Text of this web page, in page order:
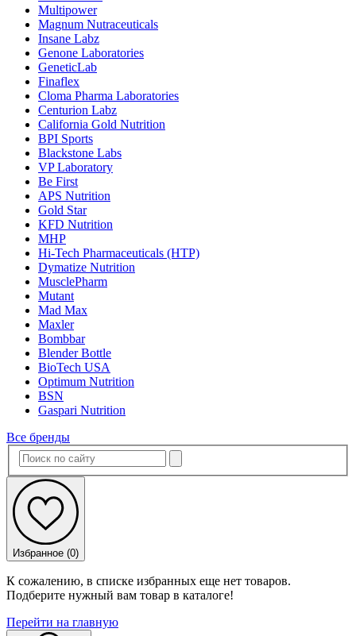
Multipower
Magnum Nutraceuticals
Insane Labz
Genone Laboratories
GeneticLab
Finaflex
Cloma Pharma Laboratories
Centurion Labz
California Gold Nutrition
BPI Sports
Blackstone Labs
VP Laboratory
Be First
APS Nutrition
Gold Star
KFD Nutrition
MHP
Hi-Tech Pharmaceuticals (HTP)
Dymatize Nutrition
MusclePharm
Mutant
Mad Max
Maxler
Bombbar
Blender Bottle
BioTech USA
Optimum Nutrition
BSN
Gaspari Nutrition
Все бренды
Избранное (0)
К сожалению, в списке избранных еще нет товаров.
Подберите нужный вам товар в каталоге!
Перейти на главную